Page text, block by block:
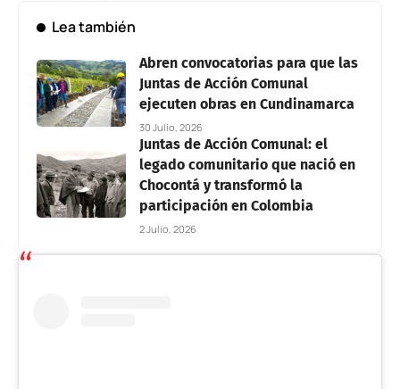
Lea también
Abren convocatorias para que las
Juntas de Acción Comunal
ejecuten obras en Cundinamarca
30 Julio, 2026
Juntas de Acción Comunal: el
legado comunitario que nació en
Chocontá y transformó la
participación en Colombia
2 Julio, 2026